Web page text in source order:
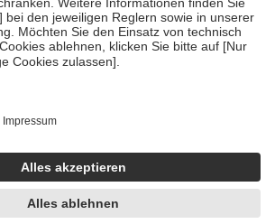
dass es sich um echte Bewertungen
hc/de/articles/4419944605341
wurden unter Zuhilfenahme künstlicher